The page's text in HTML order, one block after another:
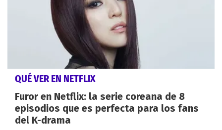
QUÉ VER EN NETFLIX
Furor en Netflix: la serie coreana de 8
episodios que es perfecta para los fans
del K-drama